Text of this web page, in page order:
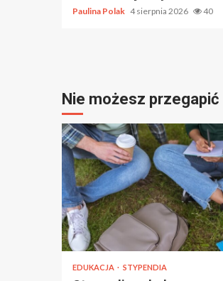
Paulina Polak 4 sierpnia 2026 40
Nie możesz przegapić
EDUKACJA STYPENDIA